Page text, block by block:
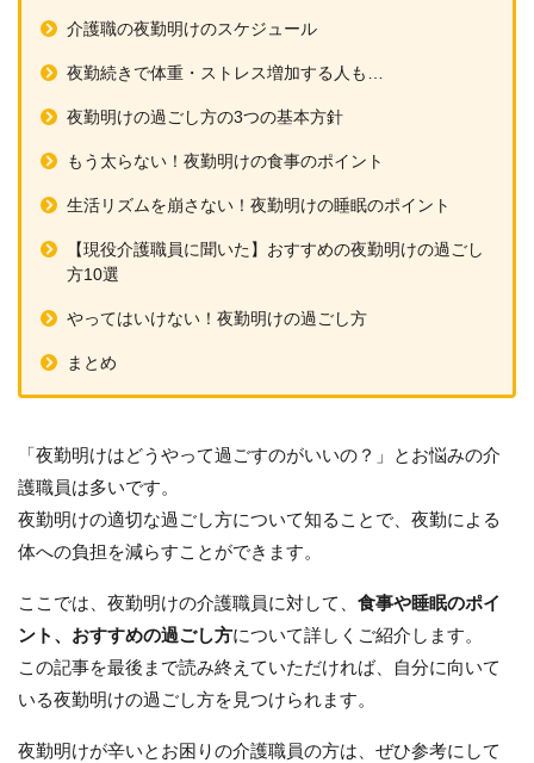
介護職の夜勤明けのスケジュール
夜勤続きで体重・ストレス増加する人も…
夜勤明けの過ごし方の3つの基本方針
もう太らない！夜勤明けの食事のポイント
生活リズムを崩さない！夜勤明けの睡眠のポイント
【現役介護職員に聞いた】おすすめの夜勤明けの過ごし
方10選
やってはいけない！夜勤明けの過ごし方
まとめ
「夜勤明けはどうやって過ごすのがいいの？」とお悩みの介
護職員は多いです。
夜勤明けの適切な過ごし方について知ることで、夜勤による
体への負担を減らすことができます。
ここでは、夜勤明けの介護職員に対して、 食事や睡眠のポイ
ント、おすすめの過ごし方について詳しくご紹介します。
この記事を最後まで読み終えていただければ、自分に向いて
いる夜勤明けの過ごし方を見つけられます。
夜勤明けが辛いとお困りの介護職員の方は、ぜひ参考にして